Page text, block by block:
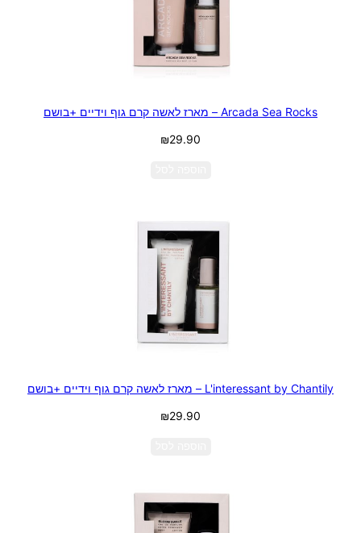
Arcada Sea Rocks – מארז לאשה קרם גוף וידיים +בושם
₪29.90
L'interessant by Chantily – מארז לאשה קרם גוף וידיים +בושם
₪29.90